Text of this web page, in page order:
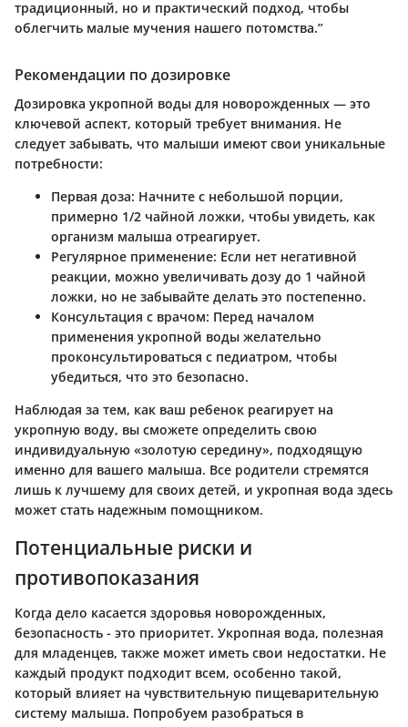
традиционный, но и практический подход, чтобы
облегчить малые мучения нашего потомства.”
Рекомендации по дозировке
Дозировка укропной воды для новорожденных — это
ключевой аспект, который требует внимания. Не
следует забывать, что малыши имеют свои уникальные
потребности:
Первая доза: Начните с небольшой порции,
примерно 1/2 чайной ложки, чтобы увидеть, как
организм малыша отреагирует.
Регулярное применение: Если нет негативной
реакции, можно увеличивать дозу до 1 чайной
ложки, но не забывайте делать это постепенно.
Консультация с врачом: Перед началом
применения укропной воды желательно
проконсультироваться с педиатром, чтобы
убедиться, что это безопасно.
Наблюдая за тем, как ваш ребенок реагирует на
укропную воду, вы сможете определить свою
индивидуальную «золотую середину», подходящую
именно для вашего малыша. Все родители стремятся
лишь к лучшему для своих детей, и укропная вода здесь
может стать надежным помощником.
Потенциальные риски и
противопоказания
Когда дело касается здоровья новорожденных,
безопасность - это приоритет. Укропная вода, полезная
для младенцев, также может иметь свои недостатки. Не
каждый продукт подходит всем, особенно такой,
который влияет на чувствительную пищеварительную
систему малыша. Попробуем разобраться в